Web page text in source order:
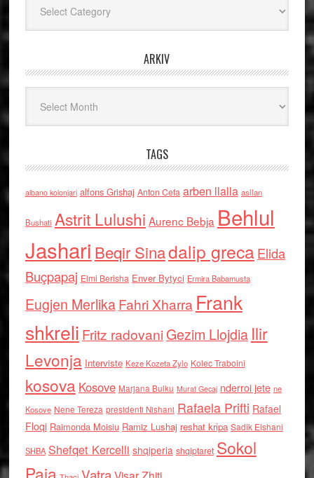
ARKIV
TAGS
albano kolonjari alfons Grishaj Anton Cefa arben llalla asllan
Bushati Astrit Lulushi Aurenc Bebja Behlul
Jashari Beqir Sinadalip grecaElida
Buçpapaj Elmi Berisha Enver Bytyci Ermira Babamusta
Eugjen MerlikaFahri Xharra Frank
shkreli Fritz radovaniGezim Llojdia Ilir
Levonja Interviste Keze Kozeta Zylo Kolec Traboini
kosova Kosove Marjana Bulku Murat Gecaj nderroi jete ne
Kosove Nene Tereza presidenti Nishani Rafaela Prifti Rafael
Floqi Raimonda Moisiu Ramiz Lushaj reshat kripa Sadik Elshani
SHBA Shefqet Kercelli shqiperia shqiptaret Sokol
Paja